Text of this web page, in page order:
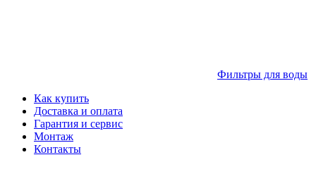
Фильтры для воды
Как купить
Доставка и оплата
Гарантия и сервис
Монтаж
Контакты